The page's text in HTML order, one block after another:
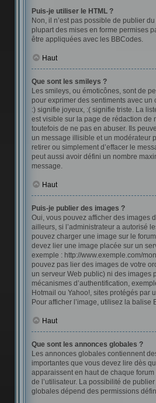
Puis-je utiliser le HTML ?
Non, il n’est pas possible de publier
plupart des mises en forme permises
être appliquées avec les BBCodes.
Haut
Que sont les smileys ?
Les smileys, ou émoticônes, sont de
pour exprimer des sentiments avec un
:) signifie joyeux, :( signifie triste. La
est visible sur la page de rédaction de
toutefois de ne pas en abuser. Ils
un message illisible et un modérateur
retirer ou simplement d’effacer le
peut aussi avoir défini un nombre
message.
Haut
Puis-je publier des images ?
Oui, vous pouvez afficher des images
ailleurs, si l’administrateur a autorisé
pouvez charger une image sur le
devez lier une image placée sur un
exemple : http://www.exemple.com/
pouvez pas lier des images de votre
un serveur Web public) ni des images
mécanismes d’authentification,
Hotmail ou Yahoo!, sites protégés par
Pour afficher l’image, utilisez la balise
Haut
Que sont les annonces globales ?
Les annonces globales contiennent
importantes que vous devez lire dès
apparaissent en haut de chaque
de l’utilisateur. La possibilité de
globales dépend des permissions